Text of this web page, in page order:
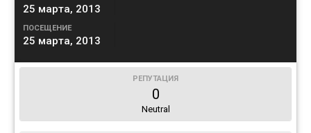
25 марта, 2013
ПОСЕЩЕНИЕ
25 марта, 2013
РЕПУТАЦИЯ
0
Neutral